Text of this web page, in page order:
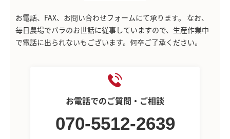
お電話、FAX、お問い合わせフォームにて承ります。
なお、
毎日農場でバラのお世話に従事していますので、生産作業中
で電話に出られないもございます。何卒ご了承ください。
お電話でのご質問・ご相談
070-5512-2639